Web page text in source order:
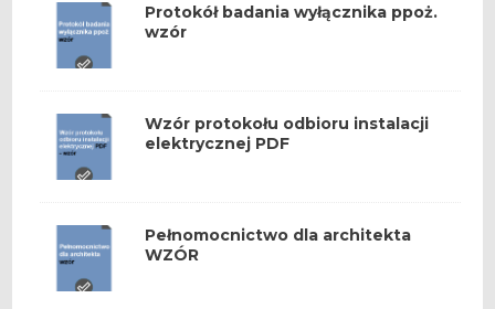
Protokół badania wyłącznika ppoż.
wzór
Wzór protokołu odbioru instalacji
elektrycznej PDF
Pełnomocnictwo dla architekta
WZÓR